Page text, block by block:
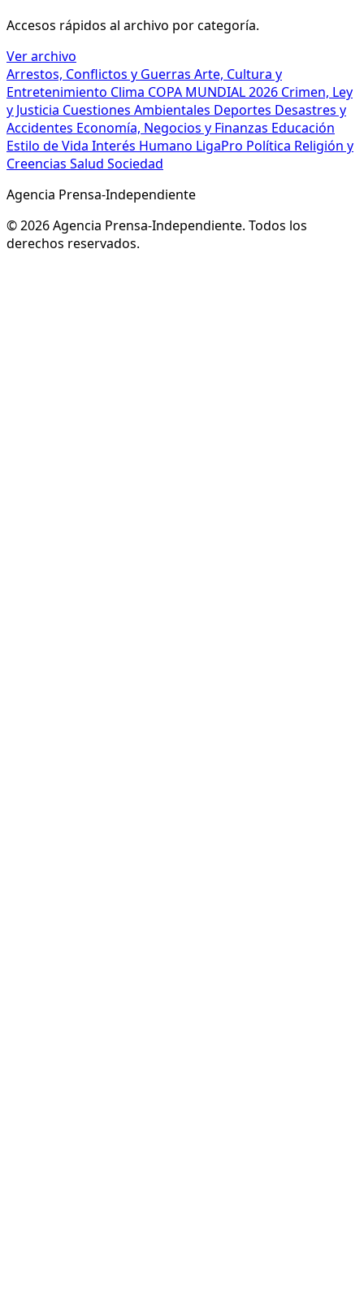
Accesos rápidos al archivo por categoría.
Ver archivo
Arrestos, Conflictos y Guerras Arte, Cultura y
Entretenimiento Clima COPA MUNDIAL 2026 Crimen, Ley
y Justicia Cuestiones Ambientales Deportes Desastres y
Accidentes Economía, Negocios y Finanzas Educación
Estilo de Vida Interés Humano LigaPro Política Religión y
Creencias Salud Sociedad
Agencia Prensa-Independiente
© 2026 Agencia Prensa-Independiente. Todos los
derechos reservados.